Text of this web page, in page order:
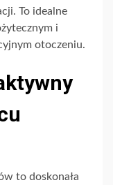
To idealne
i
otoczeniu.
to doskonała